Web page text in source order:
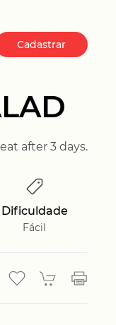
Cadastrar
after 3 days.
Dificuldade
Fácil